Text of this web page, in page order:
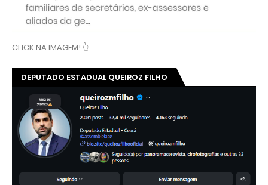
CLICK NA IMAGEM! 👆
DEPUTADO ESTADUAL QUEIROZ FILHO